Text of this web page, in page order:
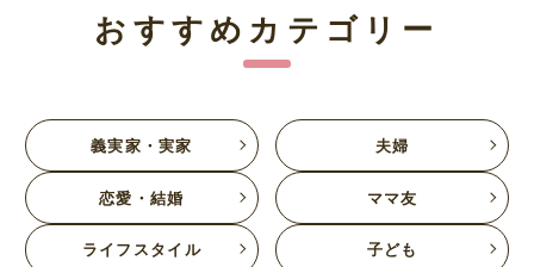
おすすめカテゴリー
義実家・実家 夫婦
恋愛・結婚 ママ友
ライフスタイル 子ども